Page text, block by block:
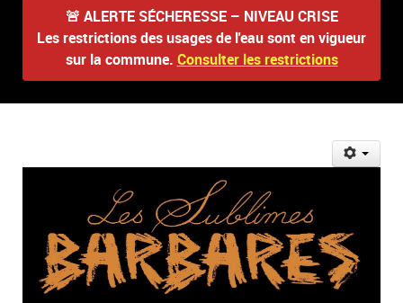
🚨 ALERTE SÉCHERESSE – NIVEAU CRISE
Les restrictions des usages de l'eau sont en vigueur
sur la commune. Consulter les restrictions